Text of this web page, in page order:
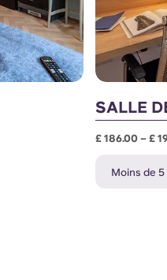
SALLE
£ 186.00 – £
Moins de 5